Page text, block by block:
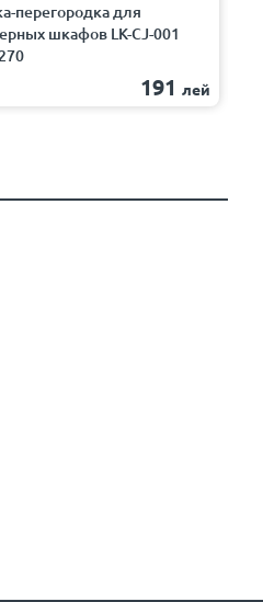
перегородка для
шкафов LK-CJ-001
191 лей